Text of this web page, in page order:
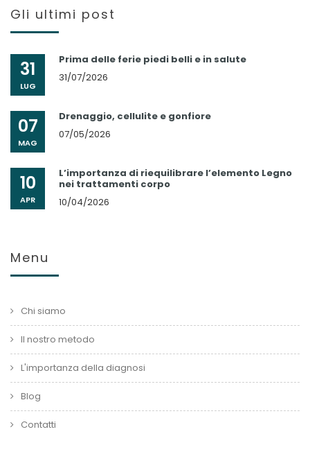
Gli ultimi post
31
LUG
Prima delle ferie piedi belli e in salute
31/07/2026
07
MAG
Drenaggio, cellulite e gonfiore
07/05/2026
10
APR
L’importanza di riequilibrare l’elemento Legno
nei trattamenti corpo
10/04/2026
Menu
Chi siamo
Il nostro metodo
L'importanza della diagnosi
Blog
Contatti